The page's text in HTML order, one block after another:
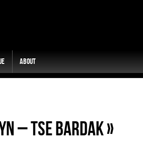
About
– tse bardak »